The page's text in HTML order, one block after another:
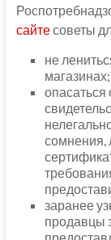
сайтесоветы
не
магазинах;
сомнения,
заранее
продавцы